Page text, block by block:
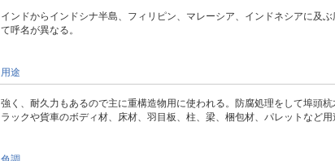
インドからインドシナ半島、フィリピン、マレーシア、インドネシアに及
て呼名が異なる。
用途
強く、耐久力もあるので主に重構造物用に使われる。防腐処理をして埠頭
ラックや貨車のボディ材、床材、羽目板、柱、梁、梱包材、パレットなど用